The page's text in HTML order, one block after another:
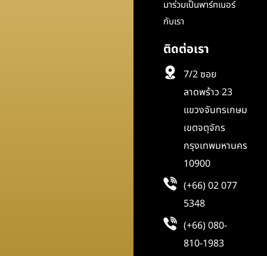
มาร่วมเป็นพาร์ทเนอร์
กับเรา
ติดต่อเรา
7/2 ซอย
ลาดพร้าว 23
แขวงจันทรเกษม
เขตจตุจักร
กรุงเทพมหานคร
10900
(+66) 02 077
5348
(+66) 080-
810-1983